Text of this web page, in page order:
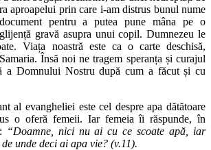
aproapelui prin care i-am distrus bunul nume
pentru a putea pune mâna pe o
gravă asupra unui copil. Dumnezeu le
Viața noastră este ca o carte deschisă,
Însă noi ne tragem speranța și curajul
a Domnului Nostru după cum a făcut și cu
al evangheliei este cel despre apa dătătoare
o oferă femeii. Iar femeia îi răspunde, în
“Doamne, nici nu ai cu ce scoate apă, iar
unde deci ai apa vie? (v.11).